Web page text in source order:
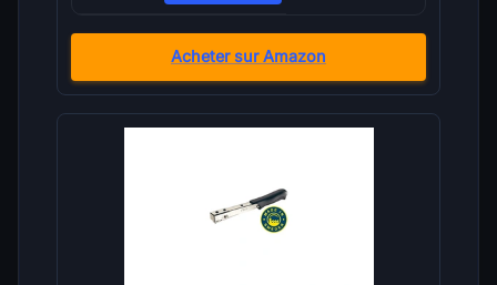
Acheter sur Amazon